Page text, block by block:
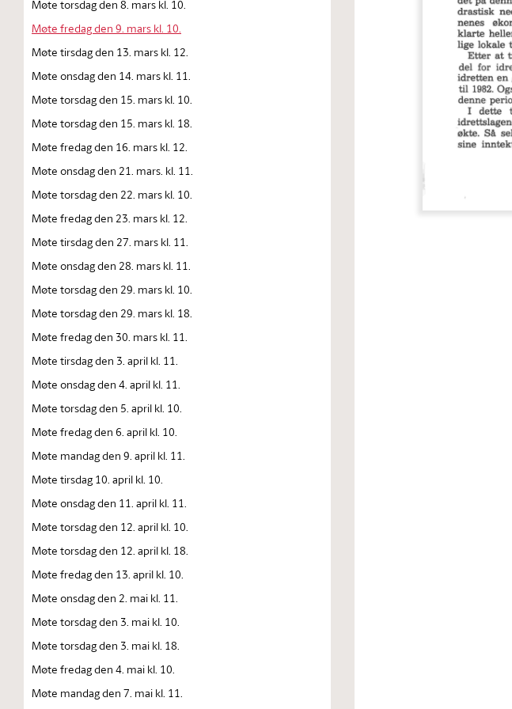
Møte torsdag den 8. mars kl. 10.
Møte fredag den 9. mars kl. 10.
Møte tirsdag den 13. mars kl. 12.
Møte onsdag den 14. mars kl. 11.
Møte torsdag den 15. mars kl. 10.
Møte torsdag den 15. mars kl. 18.
Møte fredag den 16. mars kl. 12.
Møte onsdag den 21. mars. kl. 11.
Møte torsdag den 22. mars kl. 10.
Møte fredag den 23. mars kl. 12.
Møte tirsdag den 27. mars kl. 11.
Møte onsdag den 28. mars kl. 11.
Møte torsdag den 29. mars kl. 10.
Møte torsdag den 29. mars kl. 18.
Møte fredag den 30. mars kl. 11.
Møte tirsdag den 3. april kl. 11.
Møte onsdag den 4. april kl. 11.
Møte torsdag den 5. april kl. 10.
Møte fredag den 6. april kl. 10.
Møte mandag den 9. april kl. 11.
Møte tirsdag 10. april kl. 10.
Møte onsdag den 11. april kl. 11.
Møte torsdag den 12. april kl. 10.
Møte torsdag den 12. april kl. 18.
Møte fredag den 13. april kl. 10.
Møte onsdag den 2. mai kl. 11.
Møte torsdag den 3. mai kl. 10.
Møte torsdag den 3. mai kl. 18.
Møte fredag den 4. mai kl. 10.
Møte mandag den 7. mai kl. 11.